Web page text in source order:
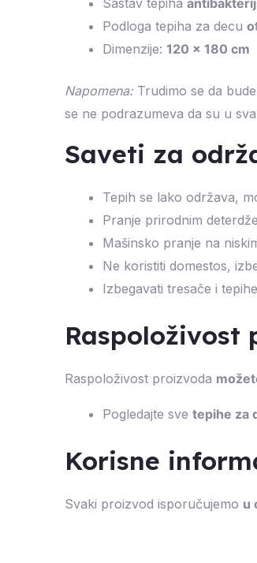
Sastav tepiha
Podloga tepiha za decu
Dimenzije: 120 x 180 cm
Napomena: Trudimo se da
se ne podrazumeva da su u
Saveti za
Tepih se lako održava,
Pranje prirodnim
Mašinsko pranje na
Ne koristiti domestos,
Izbegavati tresače i
Raspoloživost
Raspoloživost proizvoda
Pogledajte sve tepihe za
Korisne
Svaki proizvod isporučujemo u